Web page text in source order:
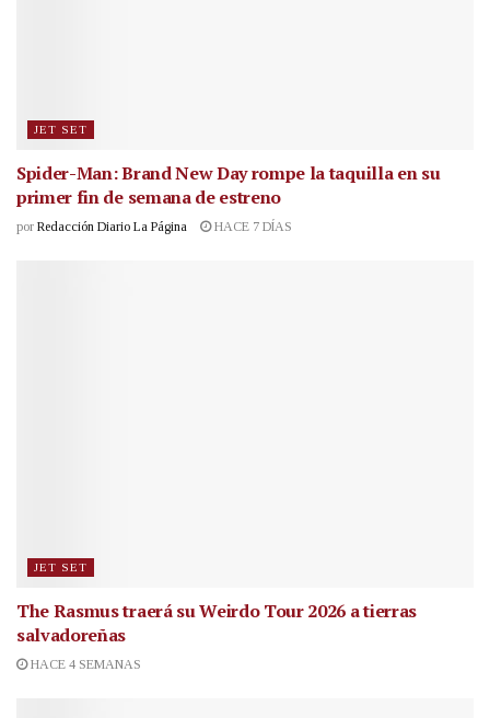
JET SET
Spider-Man: Brand New Day rompe la taquilla en su
primer fin de semana de estreno
por Redacción Diario La Página HACE 7 DÍAS
JET SET
The Rasmus traerá su Weirdo Tour 2026 a tierras
salvadoreñas
HACE 4 SEMANAS